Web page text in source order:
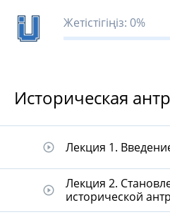
Жетістігіңіз: 0%
Историческая
play_circle_outline Лекция 1.
play_circle_outline
Лекция 2.
исторической